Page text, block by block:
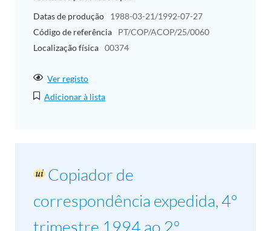
Datas de produção
1988-03-21/1992-07-27
Código de referência
PT/COP/ACOP/25/0060
Localização física 00374
Ver registo
Adicionar à lista
Copiador de
correspondência expedida, 4º
trimestre 1994 ao 2º